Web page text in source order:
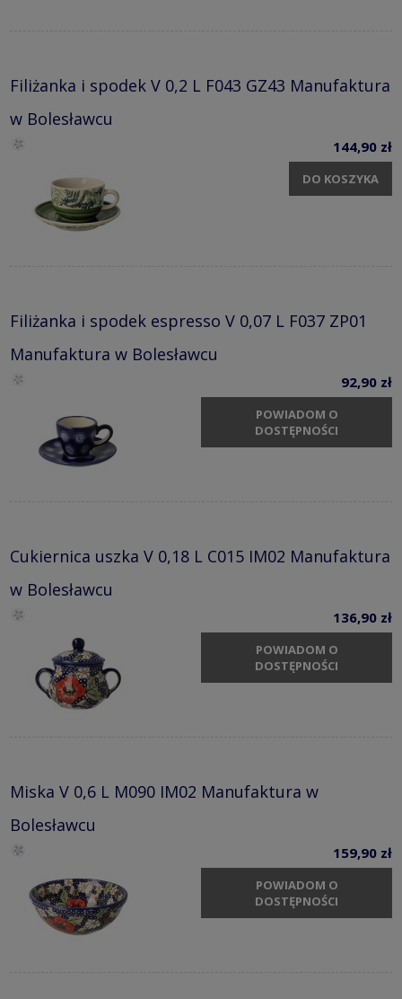
Filiżanka i spodek V 0,2 L F043 GZ43 Manufaktura
w Bolesławcu
144,90 zł
DO KOSZYKA
Filiżanka i spodek espresso V 0,07 L F037 ZP01
Manufaktura w Bolesławcu
92,90 zł
POWIADOM O
DOSTĘPNOŚCI
Cukiernica uszka V 0,18 L C015 IM02 Manufaktura
w Bolesławcu
136,90 zł
POWIADOM O
DOSTĘPNOŚCI
Miska V 0,6 L M090 IM02 Manufaktura w
Bolesławcu
159,90 zł
POWIADOM O
DOSTĘPNOŚCI